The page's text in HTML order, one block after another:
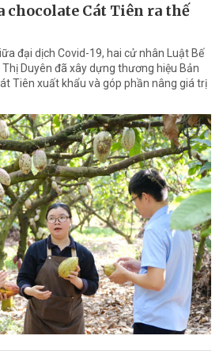
chocolate Cát Tiên ra thế
đại dịch Covid-19, hai cử nhân Luật Bế
Duyên đã xây dựng thương hiệu Bản
Tiên xuất khẩu và góp phần nâng giá trị